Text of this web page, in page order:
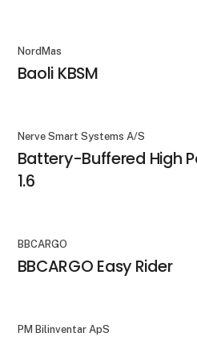
NordMas
Baoli KBSM
Nerve Smart Systems A/S
Battery-Buffered High
1.6
BBCARGO
BBCARGO Easy Rider
PM Bilinventar ApS